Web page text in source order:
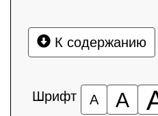
К содержанию
Шрифт А А